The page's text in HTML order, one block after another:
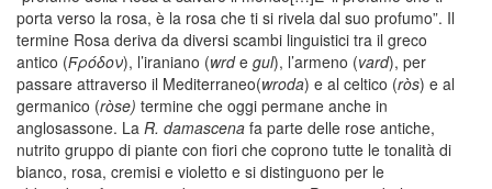
porta verso la rosa, è la rosa che ti si rivela dal suo profumo”. Il
termine Rosa deriva da diversi scambi linguistici tra il greco
antico (Ϝρόδον), l’iraniano (wrde gul), l’armeno (vard), per
passare attraverso il Mediterraneo(wroda) e al celtico (ròs) e al
germanico (ròse) termine che oggi permane anche in
anglosassone. La R. damascena fa parte delle rose antiche,
nutrito gruppo di piante con fiori che coprono tutte le tonalità di
bianco, rosa, cremisi e violetto e si distinguono per le